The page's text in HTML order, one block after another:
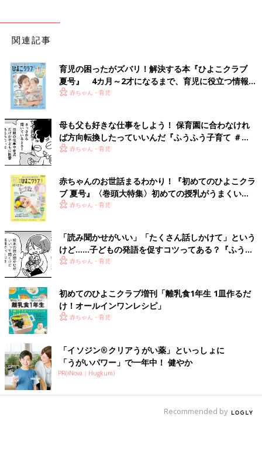
関連記事
育児の困ったがズバリ！解決する本『ひよこクラブ
夏号』 4カ月～2才になるまで、育児に役立つ情報が
いっぱい！
赤ちゃん・育児
母も父も好きな仕事をしよう！ 保育園に合わなけれ
ば方向転換したっていいんだ『ふうふう子育て ＃
61』赤ちゃん・育児
赤ちゃんのお世話まるわかり！『初めてのひよこクラ
ブ 夏号』〈巻頭大特集〉初めての授乳がうまくい
く！ おっぱい・ミルクの基本と夏のトラブル 解決テ
赤ちゃん・育児
「読み聞かせがいい」「たくさん話しかけて」という
けど……子どもの発語を促すコツってある？『ふうふ
う子育て ＃64』
赤ちゃん・育児
初めてのひよこクラブ増刊「離乳食1年生 1皿作るだ
け！オールインワン​レシピ」
赤ちゃん・育児
「イソジン®クリアうがい薬」といっしょに
「うがいパワー」で一年中！ 健やか
PR(iNova｜Hugkum)
Recommended by